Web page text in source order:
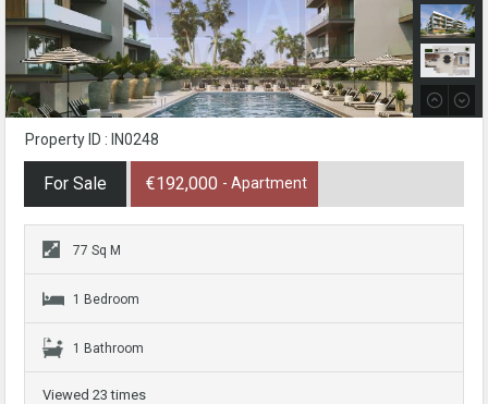
Property ID : IN0248
For Sale €192,000 - Apartment
77 Sq M
1 Bedroom
1 Bathroom
Viewed 23 times